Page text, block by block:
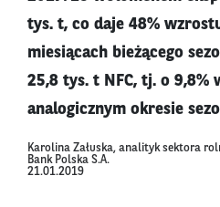
tys. t, co daje 48%
miesiącach bieżącego
25,8 tys. t NFC, tj. o 9,8%
analogicznym okresie
Karolina Załuska, analityk sektora
Bank Polska S.A.
21.01.2019